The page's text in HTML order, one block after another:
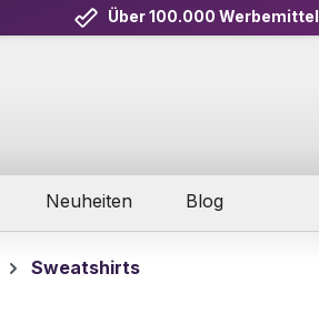
Über 100.000 Werbemittel
Neuheiten Blog
Sweatshirts